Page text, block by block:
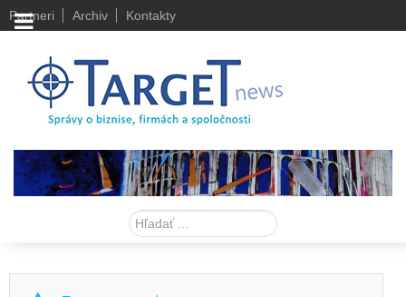
Partneri Archiv Kontakty
Hľadať